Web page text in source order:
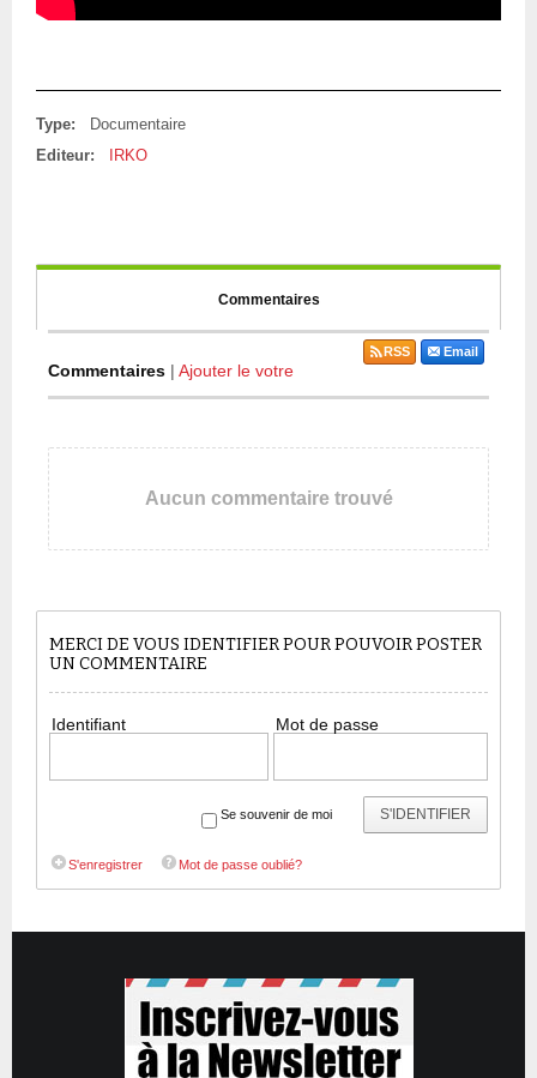
Type:
Documentaire
Editeur:
IRKO
Commentaires
Commentaires | Ajouter le votre
Email
RSS
Aucun commentaire trouvé
MERCI DE VOUS IDENTIFIER POUR POUVOIR POSTER
UN COMMENTAIRE
Identifiant Mot de passe
S'IDENTIFIER
Se souvenir de moi
S'enregistrer Mot de passe oublié?